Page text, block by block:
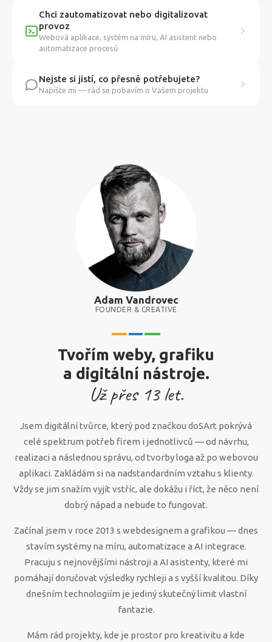
Chci zautomatizovat nebo digitalizovat
provoz
Webová aplikace, systém na míru, AI asistent nebo
automatizace procesů
Nejste si jistí, co přesně potřebujete?
Napište mi — rád se pobavím o Vašem projektu
Adam Vandrovec
FOUNDER & CREATIVE
Tvořím weby, grafiku
a digitální nástroje.
Už přes 13let.
Jsem digitální tvůrce, který pod značkou doSArt pokrývá
celé spektrum potřeb firem i jednotlivců — od návrhu,
realizaci a následnou správu, od tvorby loga až po webovou
aplikaci. Zakládám si na nadstandardním vztahu s klienty.
Vždy se jim snažím vyjít vstříc, ale dokážu i říct, že něco není
dobrý nápad a nebude to fungovat.
Začínal jsem v roce 2013 s webdesignem a grafikou — dnes
stavím systémy na míru, automatizace a AI integrace.
Pracuju s nejnovějšími nástroji a AI asistenty, které mi
pomáhají doručovat výsledky rychleji a s vyšší kvalitou. Díky
dnešním technologiím je jediný skutečný limit vlastní
fantazie.
Mám rád projekty, kde je prostor pro kreativitu a kde